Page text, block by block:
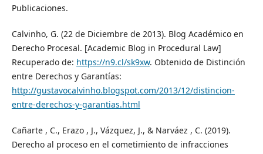
Publicaciones.
Calvinho, G. (22 de Diciembre de 2013). Blog Académico en
Derecho Procesal. [Academic Blog in Procedural Law]
Recuperado de: https://n9.cl/sk9xw. Obtenido de Distinción
entre Derechos y Garantías:
http://gustavocalvinho.blogspot.com/2013/12/distincion-
entre-derechos-y-garantias.html
Cañarte , C., Erazo , J., Vázquez, J., & Narváez , C. (2019).
Derecho al proceso en el cometimiento de infracciones